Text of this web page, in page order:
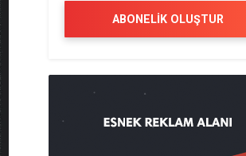
ABONELİK OLUŞTUR